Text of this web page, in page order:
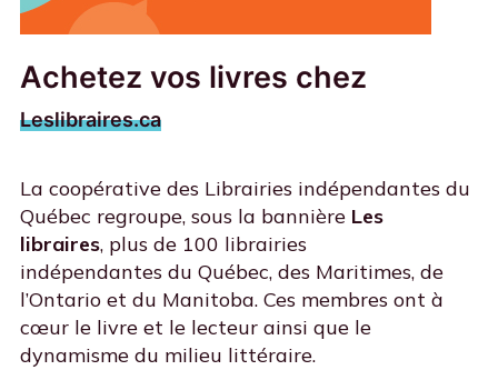
Achetez vos livres chez
Leslibraires.ca
La coopérative des Librairies indépendantes du
Québec regroupe, sous la bannière Les
libraires, plus de 100 librairies
indépendantesdu Québec, des Maritimes, de
l’Ontario et du Manitoba. Ces membres ont à
cœur le livre et le lecteur ainsi que le
dynamisme du milieu littéraire.